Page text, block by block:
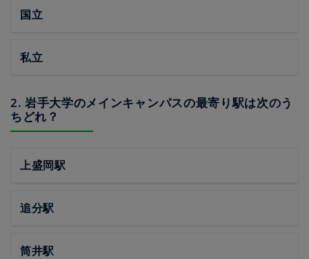
国立
私立
2. 岩手大学のメインキャンパスの最寄り駅は次のう
ちどれ？
上盛岡駅
追分駅
筒井駅